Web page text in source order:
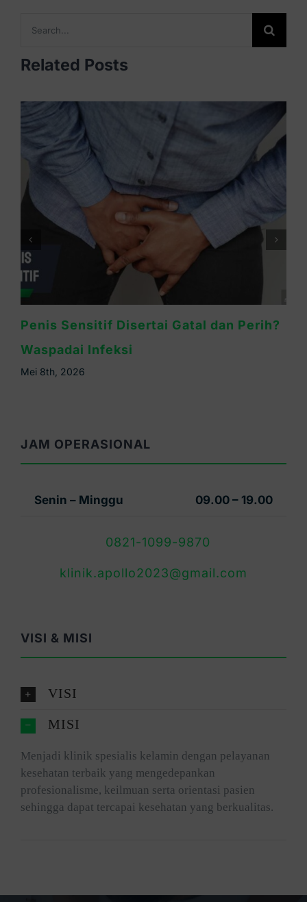
for:
Related Posts
Cara Mengatasi Kelamin Pria Gatal:
Kenali Penyebab & Solusinya
Mei 6th, 2026
JAM OPERASIONAL
Senin – Minggu 09.00 – 19.00
0821-1099-9870
klinik.apollo2023@gmail.com
VISI & MISI
VISI
MISI
Menjadi klinik spesialis kelamin dengan pelayanan
kesehatan terbaik yang mengedepankan
profesionalisme, keilmuan serta orientasi pasien
sehingga dapat tercapai kesehatan yang berkualitas.